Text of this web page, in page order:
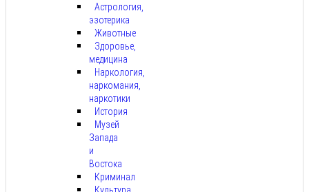
Астрология,
эзотерика
Животные
Здоровье,
медицина
Наркология,
наркомания,
наркотики
История
Музей
Запада
и
Востока
Криминал
Культура,